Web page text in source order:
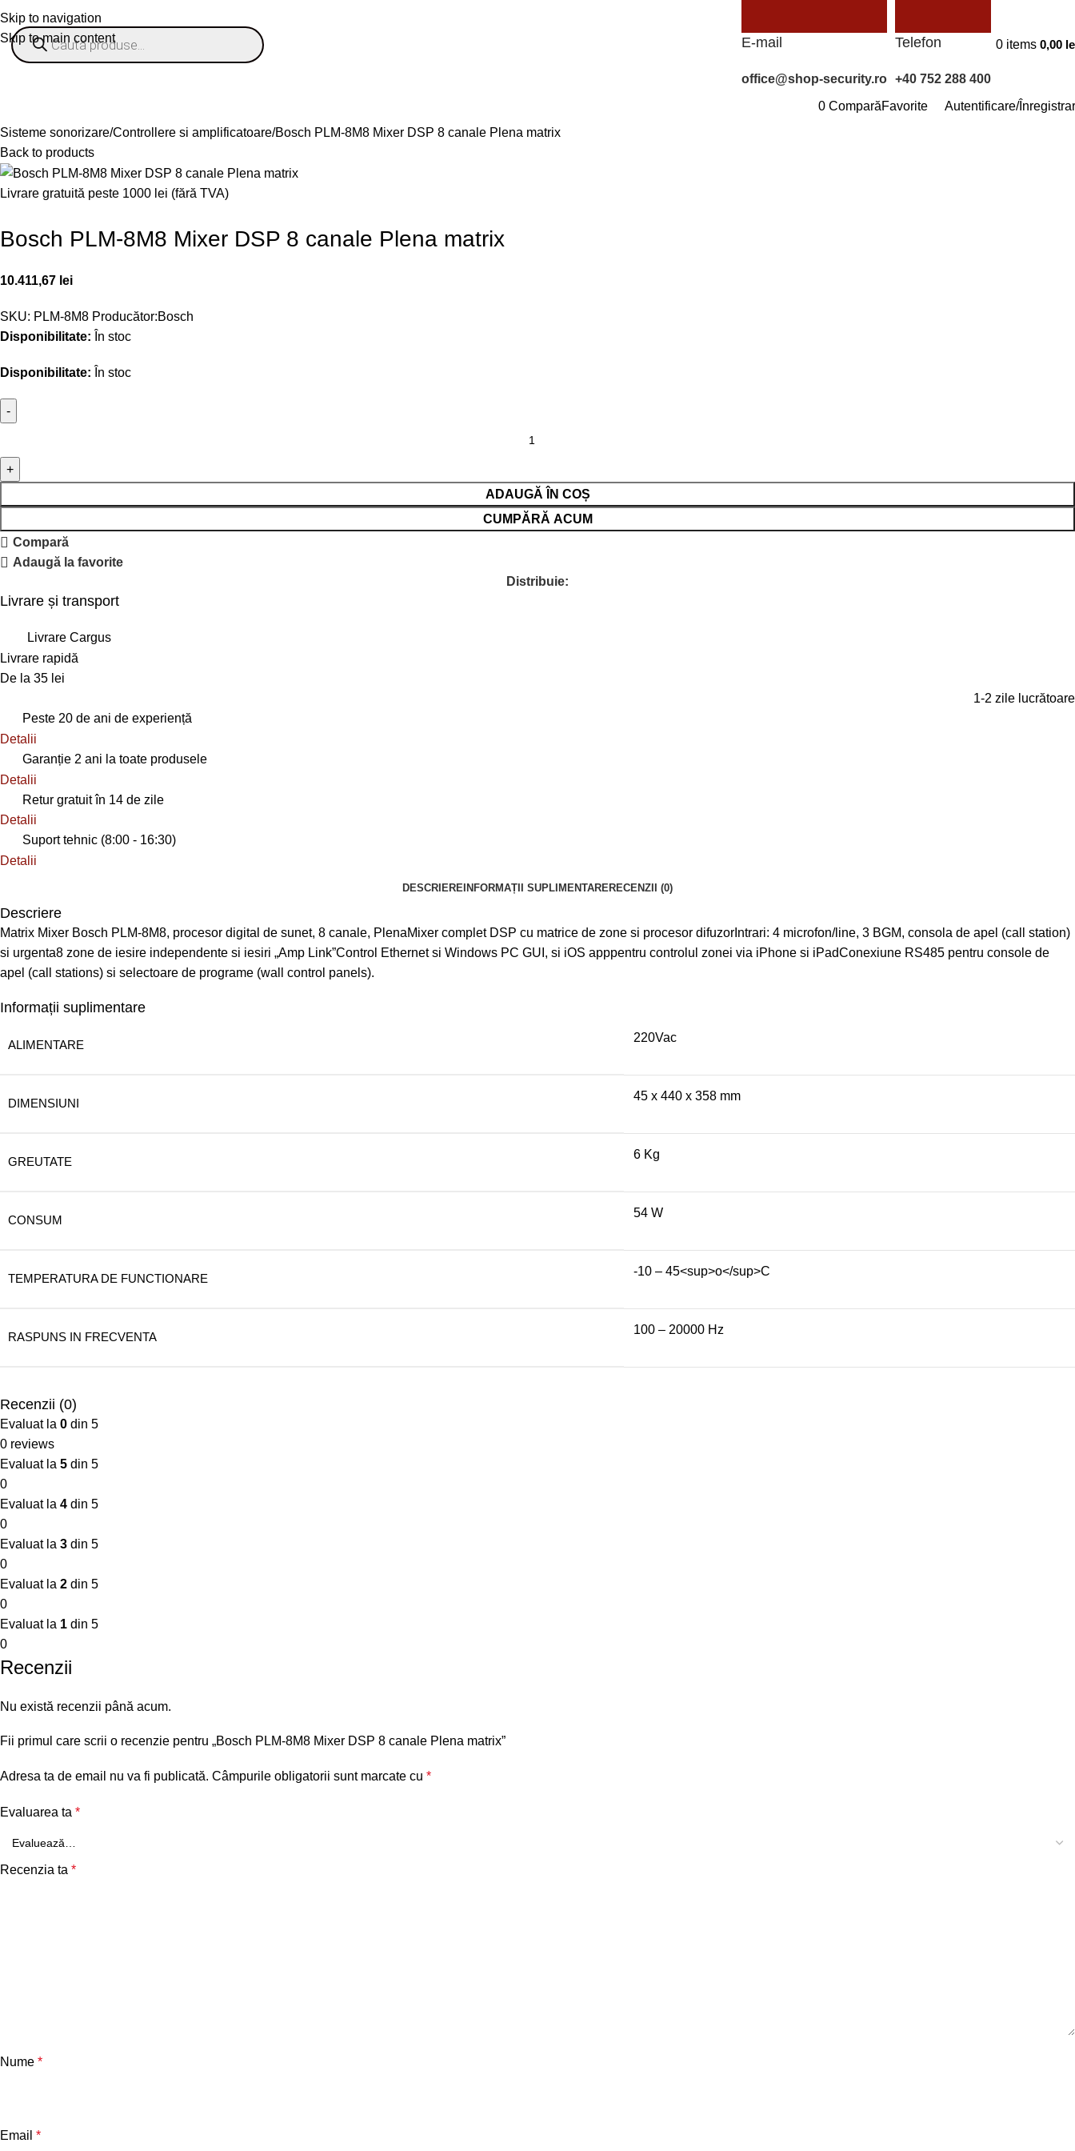
Skip to navigation
Skip to main content
E-mail
office@shop-security.ro
Telefon
+40 752 288 400
0 items 0,00
0 ComparăFavorite
Autentificare/
Sisteme sonorizare Controllere si amplificatoare Bosch PLM-8M8 Mixer DSP 8 canale Plena matrix
Back to products
Livrare gratuită peste 1000 lei (fără TVA)
Bosch PLM-8M8 Mixer DSP 8 canale Plena matrix
10.411,67 lei
SKU: PLM-8M8 Producător:Bosch
Disponibilitate: În stoc
Disponibilitate: În stoc
ADAUGĂ ÎN COȘ
CUMPĂRĂ ACUM
Compară
Adaugă la favorite
Distribuie:
Livrare și transport
Livrare Cargus
Livrare rapidă
De la 35 lei
1-2 zile lucrătoare
Peste 20 de ani de experiență
Detalii
Garanție 2 ani la toate produsele
Detalii
Retur gratuit în 14 de zile
Detalii
Suport tehnic (8:00 - 16:30)
Detalii
DESCRIEREINFORMAȚII SUPLIMENTARERECENZII (0)
Descriere
Matrix Mixer Bosch PLM-8M8, procesor digital de sunet, 8 canale, PlenaMixer complet DSP cu matrice de zone si procesor difuzorIntrari: 4 microfon/line, 3 BGM, consola de apel (call station)
si urgenta8 zone de iesire independente si iesiri „Amp Link”Control Ethernet si Windows PC GUI, si iOS apppentru controlul zonei via iPhone si iPadConexiune RS485 pentru console de
apel (call stations) si selectoare de programe (wall control panels).
Informații suplimentare
ALIMENTARE
220Vac
DIMENSIUNI
45 x 440 x 358 mm
GREUTATE
6 Kg
CONSUM
54 W
TEMPERATURA DE FUNCTIONARE
-10 – 45<sup>o</sup>C
RASPUNS IN FRECVENTA
100 – 20000 Hz
Recenzii (0)
Evaluat la 0 din 5
0 reviews
Evaluat la 5 din 5
0
Evaluat la 4 din 5
0
Evaluat la 3 din 5
0
Evaluat la 2 din 5
0
Evaluat la 1 din 5
0
Recenzii
Nu există recenzii până acum.
Fii primul care scrii o recenzie pentru „Bosch PLM-8M8 Mixer DSP 8 canale Plena matrix”
Adresa ta de email nu va fi publicată. Câmpurile obligatorii sunt marcate cu *
Evaluarea ta *
Recenzia ta *
Nume *
Email *